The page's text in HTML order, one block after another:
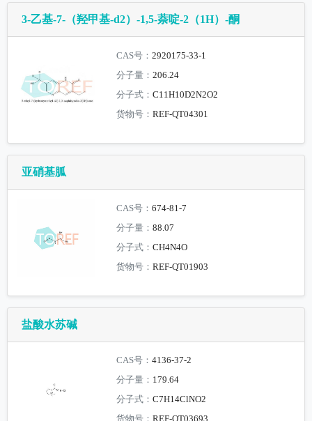
3-乙基-7-（羟甲基-d2）-1,5-萘啶-2（1H）-酮
CAS号：2920175-33-1
分子量：206.24
分子式：C11H10D2N2O2
货物号：REF-QT04301
亚硝基胍
CAS号：674-81-7
分子量：88.07
分子式：CH4N4O
货物号：REF-QT01903
盐酸水苏碱
CAS号：4136-37-2
分子量： 179.64
分子式：C7H14ClNO2